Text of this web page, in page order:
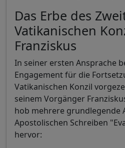
Das Erbe des
Vatikanischen
Franziskus
In seiner ersten Ansprache
Engagement für die
Vatikanischen Konzil
seinem Vorgänger
hob mehrere grundlegende
Apostolischen Schreiben
hervor: